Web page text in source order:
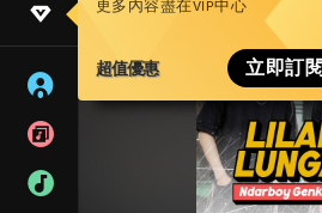
更多內容盡在VIP中心
超值優惠 立即訂閱